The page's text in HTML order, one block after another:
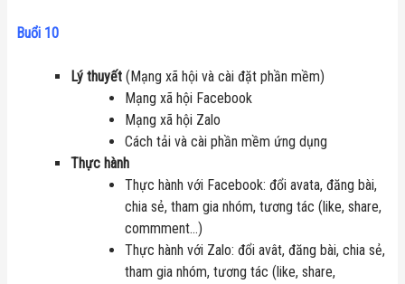
Buổi 10
Lý thuyết (Mạng xã hội và cài đặt phần mềm)
Mạng xã hội Facebook
Mạng xã hội Zalo
Cách tải và cài phần mềm ứng dụng
Thực hành
Thực hành với Facebook: đổi avata, đăng bài,
chia sẻ, tham gia nhóm, tương tác (like, share,
commment…)
Thực hành với Zalo: đổi avât, đăng bài, chia sẻ,
tham gia nhóm, tương tác (like, share,